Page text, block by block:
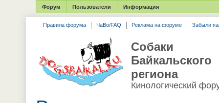
Форум Пользователи Информация
Правила форума ЧаВо/FAQ Реклама на форуме Забыли
Собаки
Байкальского
региона
Кинологический